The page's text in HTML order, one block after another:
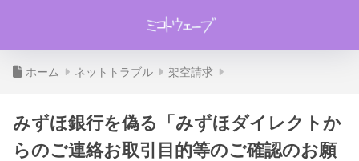
ホーム ネットトラブル 架空請求
みずほ銀行を偽る「みずほダイレクトか
らのご連絡お取引目的等のご確認のお願